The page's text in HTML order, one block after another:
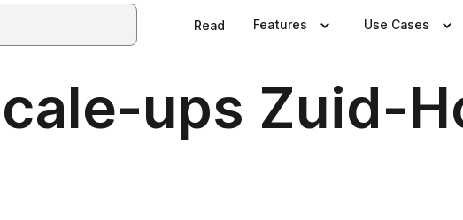
Read Features Use Cases
ups Zuid-